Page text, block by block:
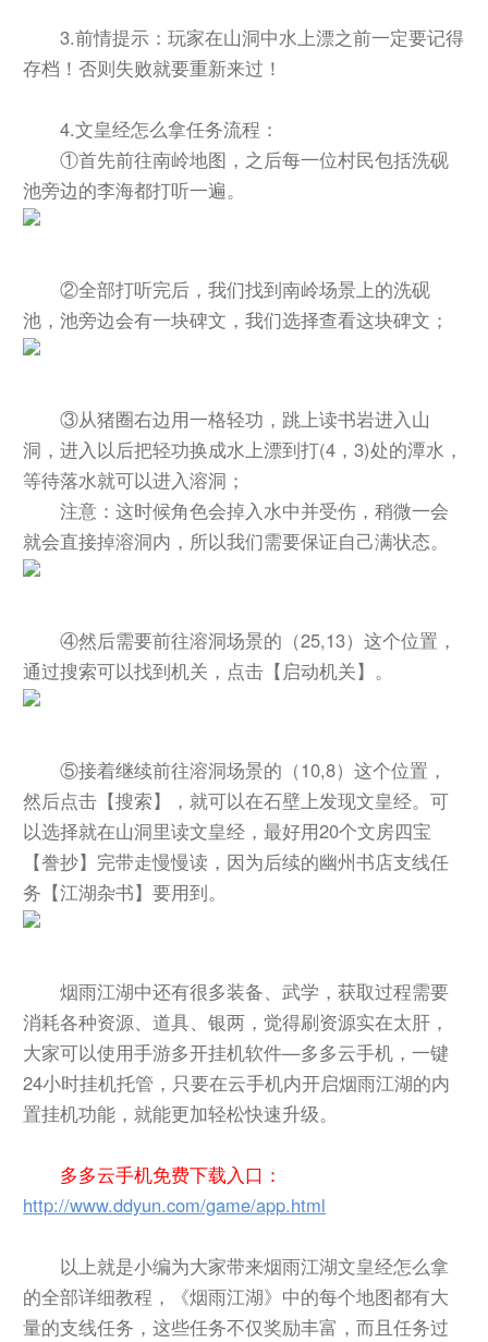
3.前情提示：玩家在山洞中水上漂之前一定要记得
存档！否则失败就要重新来过！
4.文皇经怎么拿任务流程：
①首先前往南岭地图，之后每一位村民包括洗砚
池旁边的李海都打听一遍。
②全部打听完后，我们找到南岭场景上的洗砚
池，池旁边会有一块碑文，我们选择查看这块碑文；
③从猪圈右边用一格轻功，跳上读书岩进入山
洞，进入以后把轻功换成水上漂到打(4，3)处的潭水，
等待落水就可以进入溶洞；
注意：这时候角色会掉入水中并受伤，稍微一会
就会直接掉溶洞内，所以我们需要保证自己满状态。
④然后需要前往溶洞场景的（25,13）这个位置，
通过搜索可以找到机关，点击【启动机关】。
⑤接着继续前往溶洞场景的（10,8）这个位置，
然后点击【搜索】，就可以在石壁上发现文皇经。可
以选择就在山洞里读文皇经，最好用20个文房四宝
【誊抄】完带走慢慢读，因为后续的幽州书店支线任
务【江湖杂书】要用到。
烟雨江湖中还有很多装备、武学，获取过程需要
消耗各种资源、道具、银两，觉得刷资源实在太肝，
大家可以使用手游多开挂机软件—多多云手机，一键
24小时挂机托管，只要在云手机内开启烟雨江湖的内
置挂机功能，就能更加轻松快速升级。
多多云手机免费下载入口：
http://www.ddyun.com/game/app.html
以上就是小编为大家带来烟雨江湖文皇经怎么拿
的全部详细教程，《烟雨江湖》中的每个地图都有大
量的支线任务，这些任务不仅奖励丰富，而且任务过